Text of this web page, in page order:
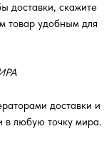
доставки, скажите
товар удобным для
доставки и
в любую точку мира.